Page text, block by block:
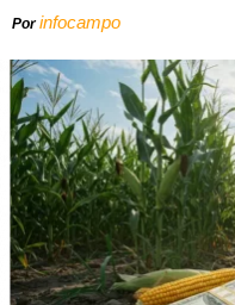
Porinfocampo